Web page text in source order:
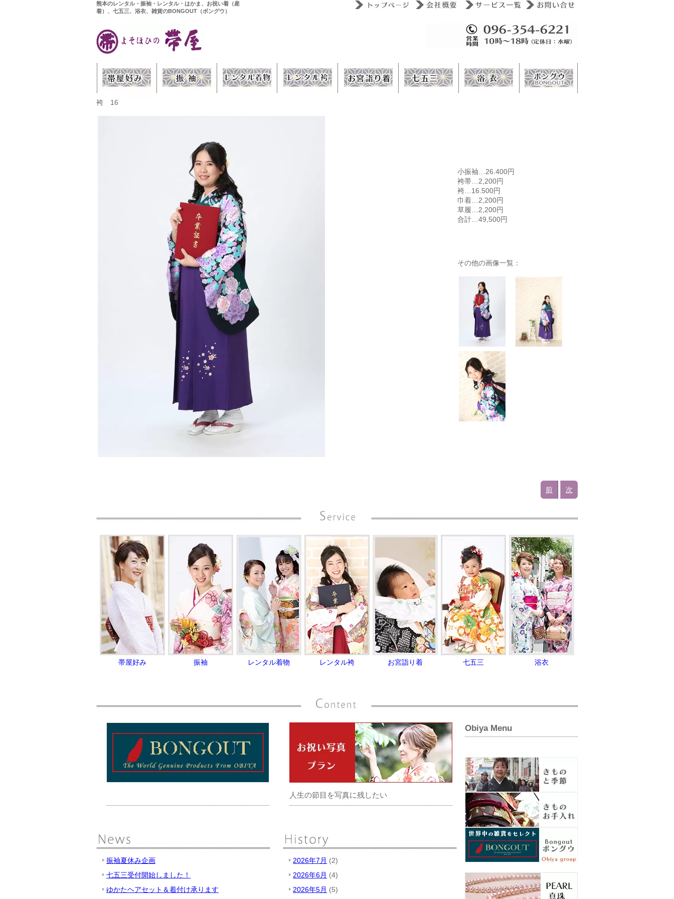
熊本のレンタル・振袖・レンタル・はかま、お祝い着（産
着）、七五三、浴衣、雑貨のBONGOUT（ボングウ）
袴 16
小振袖…26.400円
袴帯…2,200円
袴…16.500円
巾着…2,200円
草履…2,200円
合計…49,500円
その他の画像一覧：
前 次
帯屋好み 振袖 レンタル着物 レンタル袴 お宮詣り着 七五三 浴衣
人生の節目を写真に残したい
振袖夏休み企画
七五三受付開始しました！
ゆかたヘアセット＆着付け承ります
2026年7月 (2)
2026年6月 (4)
2026年5月 (5)
Obiya Menu